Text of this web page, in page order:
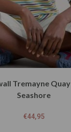
Tremayne
Seashore
€44,95